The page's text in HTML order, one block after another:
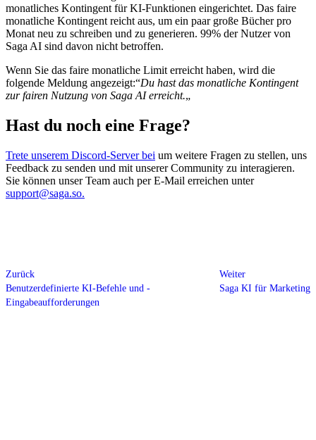
monatliches Kontingent für KI-Funktionen eingerichtet. Das faire
monatliche Kontingent reicht aus, um ein paar große Bücher pro
Monat neu zu schreiben und zu generieren. 99% der Nutzer von
Saga AI sind davon nicht betroffen.
Wenn Sie das faire monatliche Limit erreicht haben, wird die
folgende Meldung angezeigt:“Du hast das monatliche Kontingent
zur fairen Nutzung von Saga AI erreicht.„
Hast du noch eine Frage?
Trete unserem Discord-Server bei um weitere Fragen zu stellen, uns
Feedback zu senden und mit unserer Community zu interagieren.
Sie können unser Team auch per E-Mail erreichen unter
support@saga.so.
Zurück
Benutzerdefinierte KI-Befehle und -
Eingabeaufforderungen
Weiter
Saga KI für Marketing